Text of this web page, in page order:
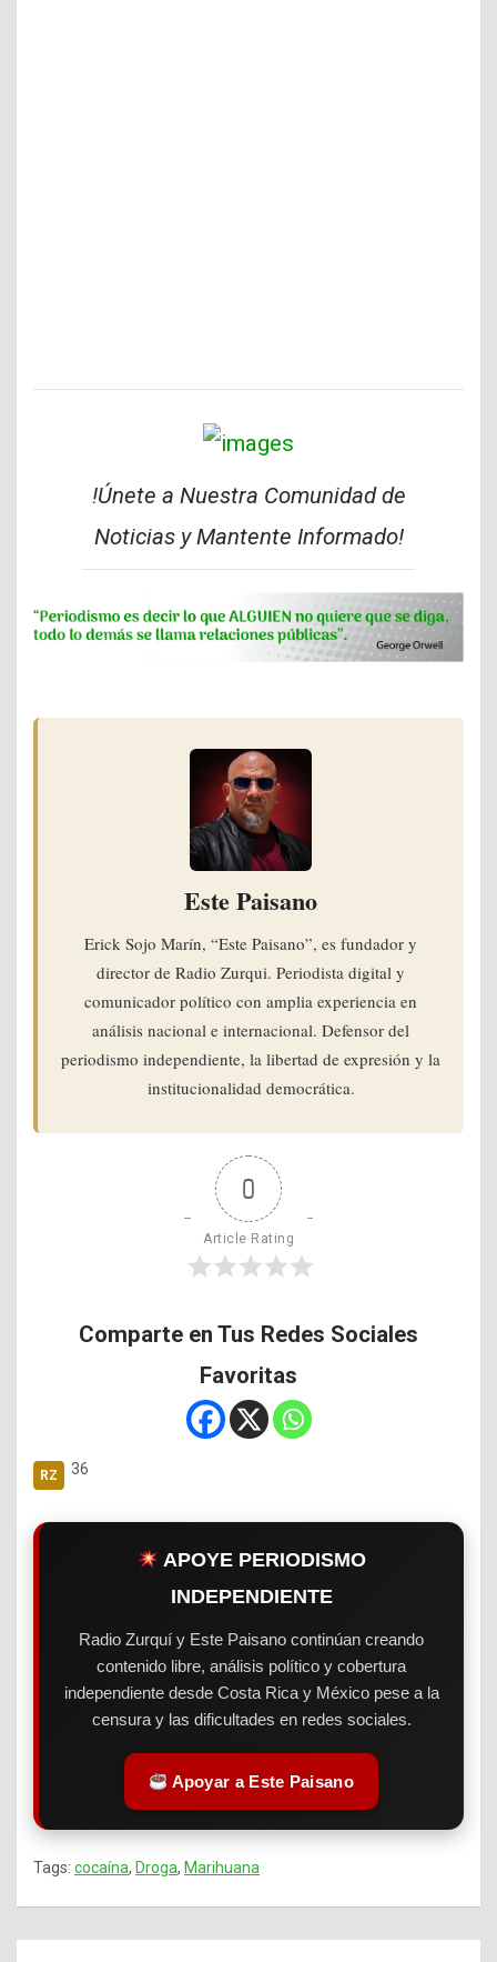
!Únete a Nuestra Comunidad de
Noticias y Mantente Informado!
Este Paisano
Erick Sojo Marín, “Este Paisano”, es fundador y
director de Radio Zurqui. Periodista digital y
comunicador político con amplia experiencia en
análisis nacional e internacional. Defensor del
periodismo independiente, la libertad de expresión y la
institucionalidad democrática.
0
Article Rating
Comparte en Tus Redes Sociales
Favoritas
36
APOYE PERIODISMO
INDEPENDIENTE
Radio Zurquí y Este Paisano continúan creando
contenido libre, análisis político y cobertura
independiente desde Costa Rica y México pese a la
censura y las dificultades en redes sociales.
Apoyar a Este Paisano
Tags: cocaína, Droga, Marihuana